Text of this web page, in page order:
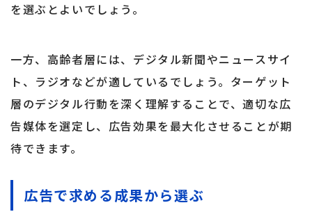
を選ぶとよいでしょう。
一方、高齢者層には、デジタル新聞やニュースサイ
ト、ラジオなどが適しているでしょう。ターゲット
層のデジタル行動を深く理解することで、適切な広
告媒体を選定し、広告効果を最大化させることが期
待できます。
広告で求める成果から選ぶ